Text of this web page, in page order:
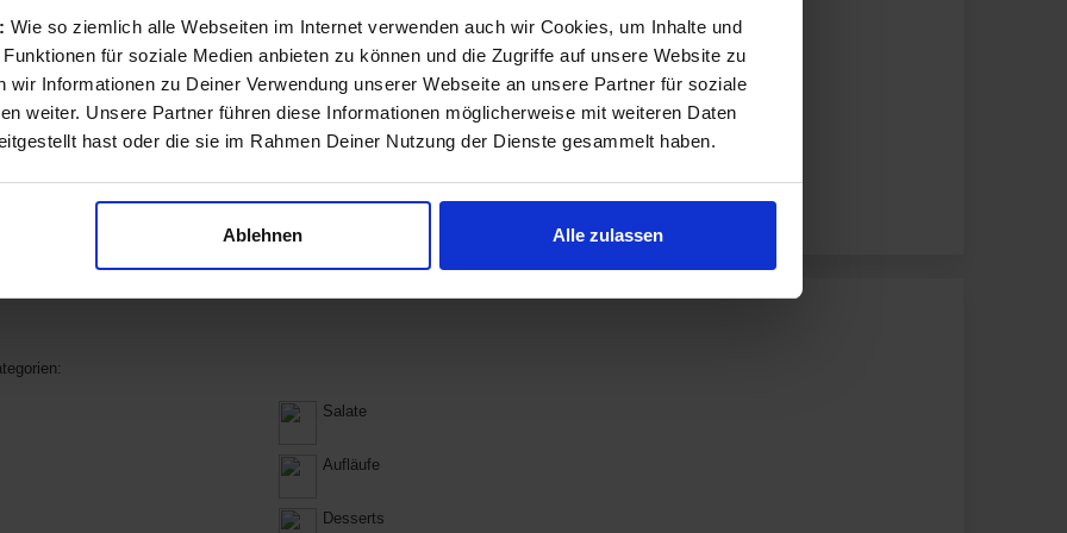
Wie so ziemlich alle Webseiten im Internet verwenden auch wir Cookies, um Inhalte und
für soziale Medien anbieten zu können und die Zugriffe auf unsere Website zu
wir Informationen zu Deiner Verwendung unserer Webseite an unsere Partner für soziale
weiter. Unsere Partner führen diese Informationen möglicherweise mit weiteren Daten
hast oder die sie im Rahmen Deiner Nutzung der Dienste gesammelt haben.
Ablehnen Alle zulassen
Stadtteils Fischeln. Bei uns
Ambiente mit gemütlicher und
Platz für die verschiedensten Festlichkeiten:
Fest gerne nach Ihren Wünschen aus. Bei
wunderbar in unserem grünen,
Salate
Aufläufe
Desserts